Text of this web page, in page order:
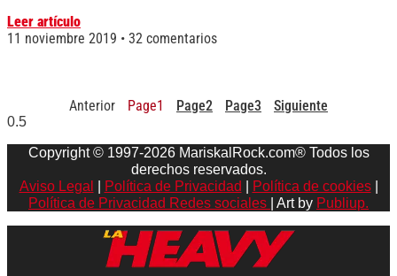
Leer artículo
11 noviembre 2019
32 comentarios
Anterior Page1 Page2 Page3 Siguiente
Copyright © 1997-2026 MariskalRock.com® Todos los
derechos reservados.
Aviso Legal
Política de Privacidad Política de cookies|
Política de Privacidad Redes sociales
| Art by Publiup.